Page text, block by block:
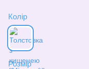
Колір
Розмір